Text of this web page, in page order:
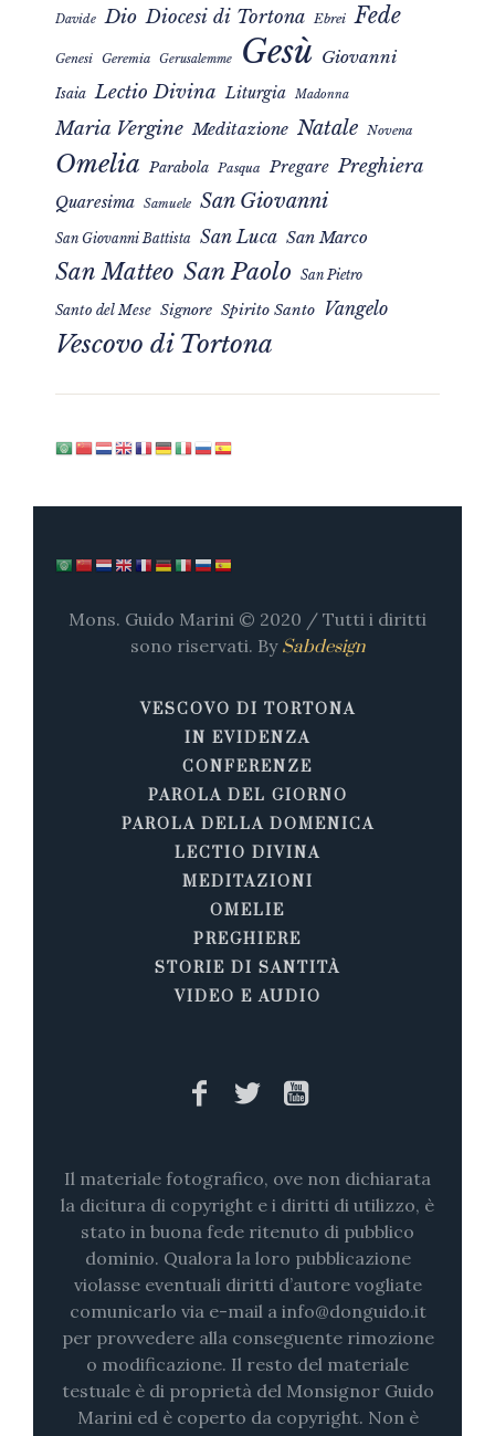
Davide Dio Diocesi di Tortona Ebrei Fede
Genesi Geremia Gerusalemme Gesù Giovanni
Isaia Lectio Divina Liturgia Madonna
Maria Vergine Meditazione Natale Novena
Omelia Parabola Pasqua Pregare Preghiera
Quaresima Samuele San Giovanni
San Giovanni Battista San Luca San Marco
San Matteo San Paolo San Pietro
Santo del Mese Signore Spirito Santo Vangelo
Vescovo di Tortona
Mons. Guido Marini © 2020 / Tutti i diritti
sono riservati. By Sabdesign
VESCOVO DI TORTONA
IN EVIDENZA
CONFERENZE
PAROLA DEL GIORNO
PAROLA DELLA DOMENICA
LECTIO DIVINA
MEDITAZIONI
OMELIE
PREGHIERE
STORIE DI SANTITÀ
VIDEO E AUDIO
Il materiale fotografico, ove non dichiarata
la dicitura di copyright e i diritti di utilizzo, è
stato in buona fede ritenuto di pubblico
dominio. Qualora la loro pubblicazione
violasse eventuali diritti d’autore vogliate
comunicarlo via e-mail a info@donguido.it
per provvedere alla conseguente rimozione
o modificazione. Il resto del materiale
testuale è di proprietà del Monsignor Guido
Marini ed è coperto da copyright. Non è